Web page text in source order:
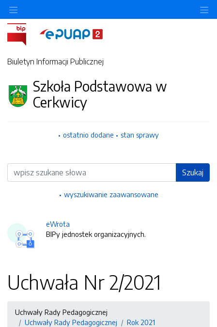
Biuletyn Informacji Publicznej
Szkoła Podstawowa w
Cerkwicy
ostatnio dodane stan sprawy
Wyszukiwarka Szukaj
wyszukiwanie zaawansowane
eWrota
BIPy jednostek organizacyjnych.
Uchwała Nr 2/2021
Uchwały Rady Pedagogicznej
Uchwały Rady Pedagogicznej
Rok 2021